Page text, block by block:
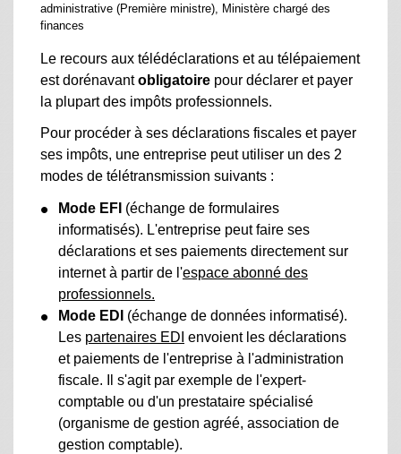
administrative (Première ministre), Ministère chargé des
finances
Le recours aux télédéclarations et au télépaiement
est dorénavantobligatoire pour déclarer et payer
la plupart des impôts professionnels.
Pour procéder à ses déclarations fiscales et payer
ses impôts, une entreprise peut utiliser un des 2
modes de télétransmission suivants :
Mode EFI (échange de formulaires
informatisés). L'entreprise peut faire ses
déclarations et ses paiements directement sur
internet à partir de l'espace abonné des
professionnels.
Mode EDI (échange de données informatisé).
Les partenaires EDI envoient les déclarations
et paiements de l'entreprise à l'administration
fiscale. Il s'agit par exemple de l'expert-
comptable ou d'un prestataire spécialisé
(organisme de gestion agréé, association de
gestion comptable).